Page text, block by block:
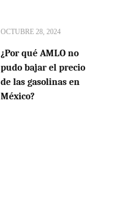
OCTUBRE 28, 2024
¿Por qué AMLO no
pudo bajar el precio
de las gasolinas en
México?